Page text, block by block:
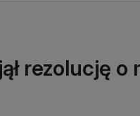
rezolucję o